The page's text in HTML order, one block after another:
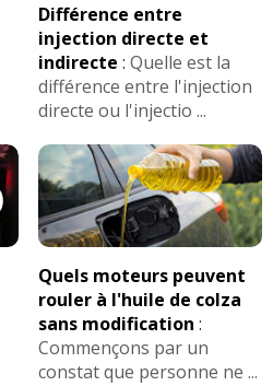
Différence entre
injection directe et
indirecte : Quelle est la
différence entre l'injection
directe ou l'injectio ...
Quels moteurs peuvent
rouler à l'huile de colza
sans modification :
Commençons par un
constat que personne ne ...